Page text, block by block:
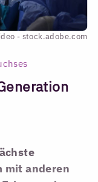
- stock.adobe.com
mit anderen